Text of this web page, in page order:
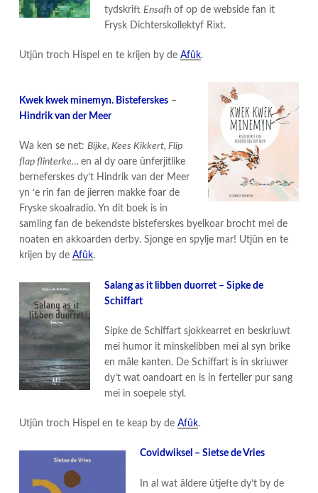
tydskrift Ensafhof op de webside fan it
Frysk Dichterskollektyf Rixt.
Utjûn troch Hispel en te krijen by de Afûk.
Kwek kwek minemyn. Bisteferskes –
Hindrik van der Meer
Wa ken se net: Bijke, Kees Kikkert, Flip
flap flinterke… en al dy oare ûnferjitlike
berneferskes dy’t Hindrik van der Meer
yn ‘e rin fan de jierren makke foar de
Fryske skoalradio. Yn dit boek is in
samling fan de bekendste bisteferskes byelkoar brocht mei de
noaten en akkoarden derby. Sjonge en spylje mar! Utjûn en te
krijen by de Afûk.
Salang as it libben duorret – Sipke de
Schiffart
Sipke de Schiffart sjokkearret en beskriuwt
mei humor it minskelibben mei al syn brike
en mâle kanten. De Schiffart is in skriuwer
dy’t wat oandoart en is in ferteller pur sang
mei in soepele styl.
Utjûn troch Hispel en te keap by de Afûk.
Covidwiksel – Sietse de Vries
In al wat âldere útjefte dy’t by de